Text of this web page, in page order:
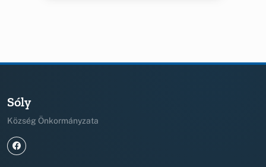
Sóly
Község Önkormányzata